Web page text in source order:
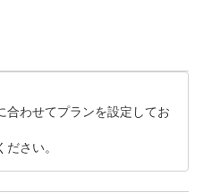
合わせてプランを設定してお
さい。